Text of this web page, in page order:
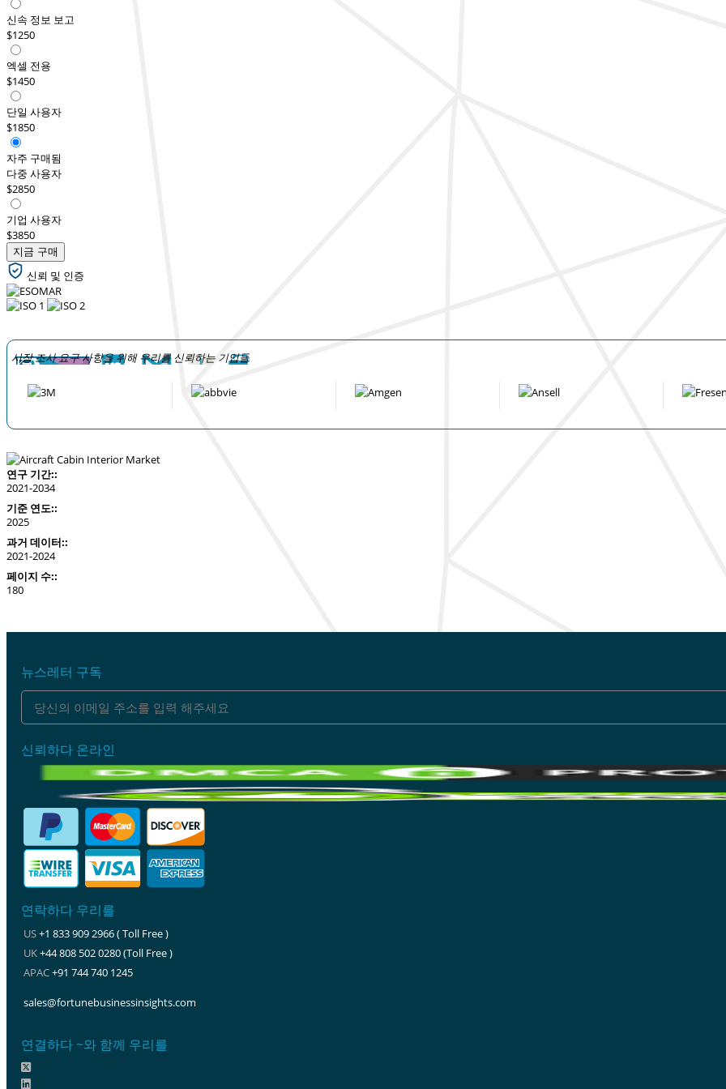
신속 정보 보고
$1250
엑셀 전용
$1450
단일 사용자
$1850
자주 구매됨
다중 사용자
$2850
기업 사용자
$3850
지금 구매
신뢰 및 인증
시장 조사 요구 사항을 위해 우리를 신뢰하는 기업들
연구 기간::
2021-2034
기준 연도::
2025
과거 데이터::
2021-2024
페이지 수::
180
뉴스레터 구독
신뢰하다 온라인
연락하다 우리를
US+1 833 909 2966 ( Toll Free )
UK+44 808 502 0280 (Toll Free )
APAC+91 744 740 1245
sales@fortunebusinessinsights.com
연결하다 ~와 함께 우리를